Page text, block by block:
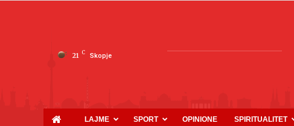
21 C Skopje
LAJME SPORT OPINIONE SPIRITUALITET